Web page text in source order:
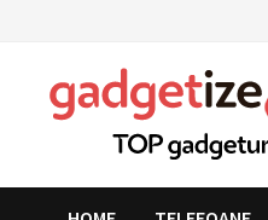
content